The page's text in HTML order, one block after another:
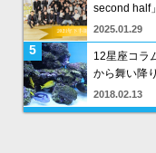
second half
2025.01.29
5
12星座コラ
から舞い降
2018.02.13